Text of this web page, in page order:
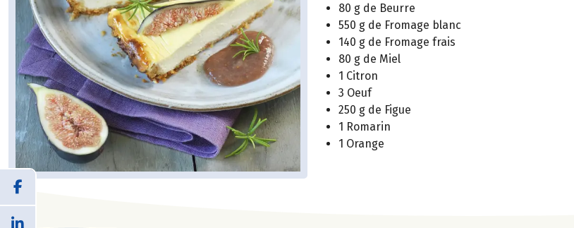
80 g de Beurre
550 g de Fromage blanc
140 g de Fromage frais
80 g de Miel
1 Citron
3 Oeuf
250 g de Figue
1 Romarin
1 Orange